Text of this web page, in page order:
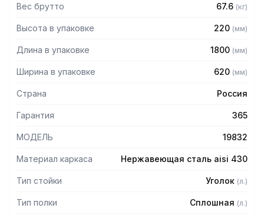
Вес брутто 67.6 (кг)
Высота в упаковке 220 (мм)
Длина в упаковке 1800 (мм)
Ширина в упаковке 620 (мм)
Страна Россия
Гарантия 365
МОДЕЛЬ 19832
Материал каркаса Нержавеющая сталь aisi 430
Тип стойки Уголок (л.)
Тип полки Сплошная (л.)